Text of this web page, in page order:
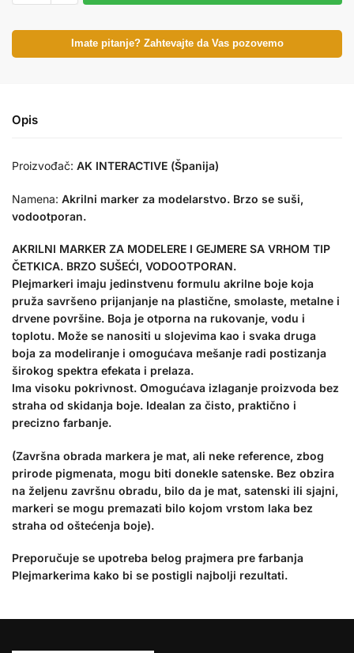
Imate pitanje? Zahtevajte da Vas pozovemo
Opis
Proizvođač: AK INTERACTIVE (Španija)
Namena: Akrilni marker za modelarstvo. Brzo se suši,
vodootporan.
AKRILNI MARKER ZA MODELERE I GEJMERE SA VRHOM TIP
ČETKICA. BRZO SUŠEĆI, VODOOTPORAN.
Plejmarkeri imaju jedinstvenu formulu akrilne boje koja
pruža savršeno prijanjanje na plastične, smolaste, metalne i
drvene površine. Boja je otporna na rukovanje, vodu i
toplotu. Može se nanositi u slojevima kao i svaka druga
boja za modeliranje i omogućava mešanje radi postizanja
širokog spektra efekata i prelaza.
Ima visoku pokrivnost. Omogućava izlaganje proizvoda bez
straha od skidanja boje. Idealan za čisto, praktično i
precizno farbanje.
(Završna obrada markera je mat, ali neke reference, zbog
prirode pigmenata, mogu biti donekle satenske. Bez obzira
na željenu završnu obradu, bilo da je mat, satenski ili sjajni,
markeri se mogu premazati bilo kojom vrstom laka bez
straha od oštećenja boje).
Preporučuje se upotreba belog prajmera pre farbanja
Plejmarkerima kako bi se postigli najbolji rezultati.